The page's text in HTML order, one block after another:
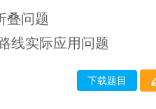
叠问题
线实际应用问题
下载题目